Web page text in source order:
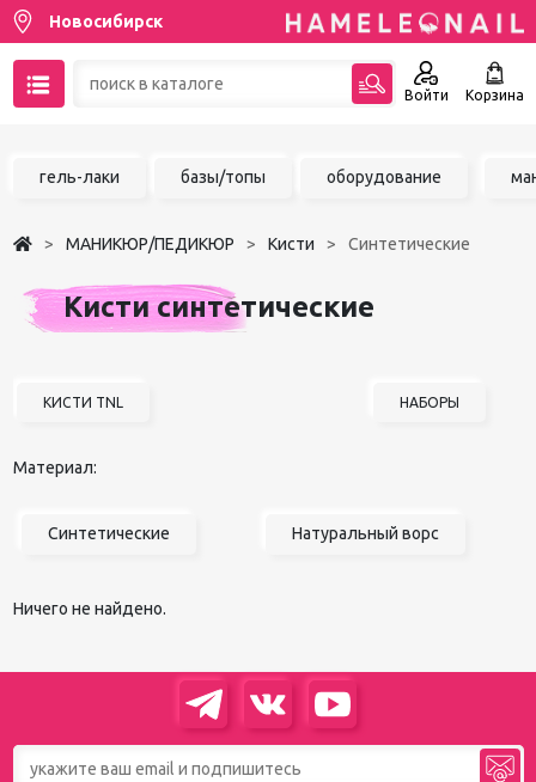
Новосибирск
Войти Корзина
Акции
гель-лаки базы/топы оборудование
МАНИКЮР/ПЕДИКЮР Кисти Синтетические
Кисти синтетические
КИСТИ TNL НАБОРЫ
Материал:
Синтетические Натуральный ворс
Ничего не найдено.